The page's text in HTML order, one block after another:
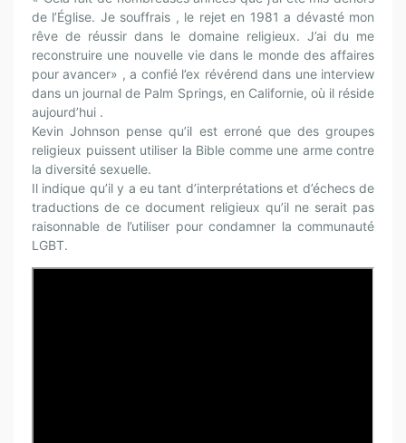
de l’Église. Je souffrais , le rejet en 1981 a dévasté mon
rêve de réussir dans le domaine religieux. J’ai du me
reconstruire une nouvelle vie dans le monde des affaires
pour avancer» , a confié l’ex révérend dans une interview
dans un journal de Palm Springs, en Californie, où il réside
aujourd’hui .
Kevin Johnson pense qu’il est erroné que des groupes
religieux puissent utiliser la Bible comme une arme contre
la diversité sexuelle.
Il indique qu’il y a eu tant d’interprétations et d’échecs de
traductions de ce document religieux qu’il ne serait pas
raisonnable de l’utiliser pour condamner la communauté
LGBT.